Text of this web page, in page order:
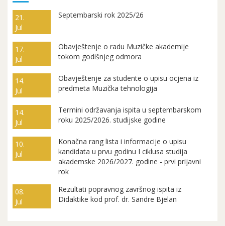
21.
Jul
Septembarski rok 2025/26
17.
Jul
Obavještenje o radu Muzičke akademije
tokom godišnjeg odmora
14.
Jul
Obavještenje za studente o upisu ocjena iz
predmeta Muzička tehnologija
14.
Jul
Termini održavanja ispita u septembarskom
roku 2025/2026. studijske godine
10.
Jul
Konačna rang lista i informacije o upisu
kandidata u prvu godinu I ciklusa studija
akademske 2026/2027. godine - prvi prijavni
rok
08.
Jul
Rezultati popravnog završnog ispita iz
Didaktike kod prof. dr. Sandre Bjelan